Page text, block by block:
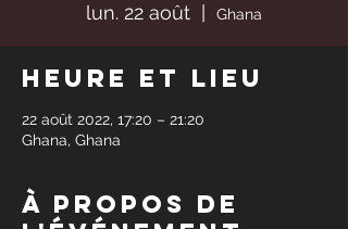
lun. 22 août Ghana
Heure et lieu
22 août 2022, 17:20 – 21:20
Ghana, Ghana
À propos de